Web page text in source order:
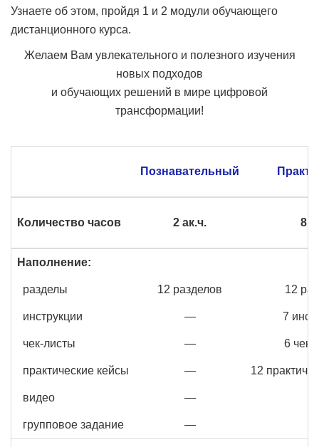
Узнаете об этом, пройдя 1 и 2 модули обучающего
дистанционного курса.
Желаем Вам увлекательного и полезного изучения
новых подходов
и обучающих решений в мире цифровой
трансформации!
Познавательный
Количество часов 2 ак.ч. 8
Наполнение:
разделы 12 разделов 12
инструкции — 7
чек-листы — 6 чек-
практические кейсы — 12
видео —
групповое задание —